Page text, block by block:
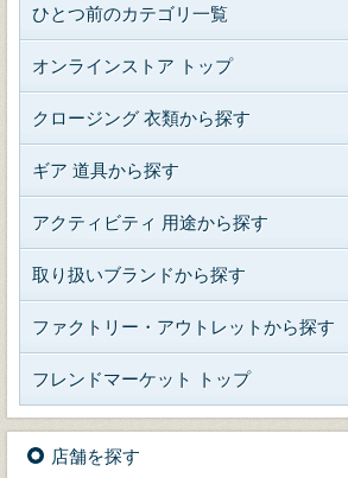
ひとつ前のカテゴリ一覧
オンラインストア トップ
クロージング 衣類から探す
ギア 道具から探す
アクティビティ 用途から探す
取り扱いブランドから探す
ファクトリー・アウトレットから探す
フレンドマーケット トップ
店舗を探す